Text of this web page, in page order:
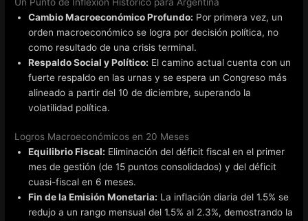
Cambio Macroeconómico Profundo: Por primera vez, un
orden macroeconómico se logra por decisión política, no
como resultado de una crisis terminal.
Respaldo Social y Político: El camino actual cuenta con un
fuerte respaldo en las urnas y se espera un Congreso más
alineado a partir del 10 de diciembre, superando la
volatilidad política.
Logros Macroeconómicos en 20 Meses
Equilibrio Fiscal: Eliminación del déficit fiscal en el primer
mes de gestión (de 15 puntos consolidados) y del déficit
cuasi-fiscal en 6 meses.
Fin de la Emisión Monetaria: La inflación diaria del 1.5% se
redujo a un rango mensual del 1.5% al 2.3%, demostrando la